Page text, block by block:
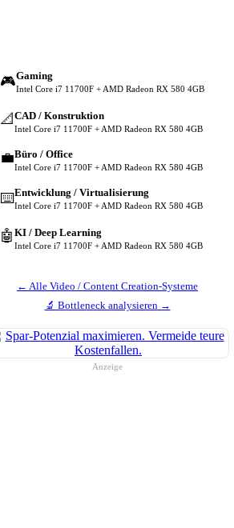
🎮Gaming
Intel Core i7 11700F + AMD Radeon RX 580 4GB
📐 CAD / Konstruktion
Intel Core i7 11700F + AMD Radeon RX 580 4GB
💼Büro / Office
Intel Core i7 11700F + AMD Radeon RX 580 4GB
⌨️Entwicklung / Virtualisierung
Intel Core i7 11700F + AMD Radeon RX 580 4GB
🤖 KI / Deep Learning
Intel Core i7 11700F + AMD Radeon RX 580 4GB
← Alle Video / Content Creation-Systeme
🔬 Bottleneck analysieren →
Anzeige